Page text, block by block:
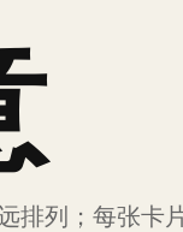
列；每张卡